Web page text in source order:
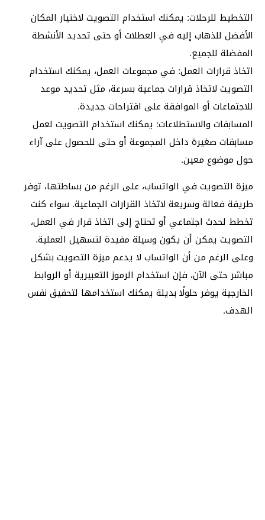
التخطيط للرحلات: يمكنك استخدام التصويت لاختيار المكان
الأفضل للذهاب إليه في العطلات أو حتى تحديد الأنشطة
المفضلة للجميع.
اتخاذ قرارات العمل: في مجموعات العمل، يمكنك استخدام
التصويت لاتخاذ قرارات جماعية بسرعة، مثل تحديد موعد
للاجتماعات أو الموافقة على اقتراحات جديدة.
المسابقات والاستطلاعات: يمكنك استخدام التصويت لعمل
مسابقات صغيرة داخل المجموعة أو حتى للحصول على آراء
حول موضوع معين.
ميزة التصويت في الواتساب، على الرغم من بساطتها، توفر
طريقة فعالة وسريعة لاتخاذ القرارات الجماعية. سواء كنت
تخطط لحدث اجتماعي أو تحتاج إلى اتخاذ قرار في العمل،
التصويت يمكن أن يكون وسيلة مفيدة لتسهيل العملية.
وعلى الرغم من أن الواتساب لا يدعم ميزة التصويت بشكل
مباشر حتى الآن، فإن استخدام الرموز التعبيرية أو الروابط
الخارجية يوفر حلولًا بديلة يمكنك استخدامها لتحقيق نفس
الهدف.